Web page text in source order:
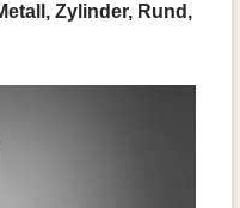
Zylinder, Rund,